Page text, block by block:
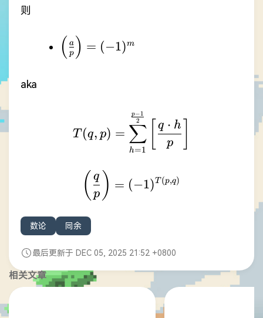
则
\left(
\frac{a}
( p
a ) = (−1)m
aka
T (q, p) =
h=1
∑
2
p−1
p
q ⋅ h
( p
q ) = (−1)T (p,q)
数论 同余
最后更新于 DEC 05, 2025 21:52 +0800
相关文章